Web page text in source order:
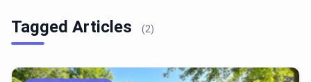
Tagged Articles (2)